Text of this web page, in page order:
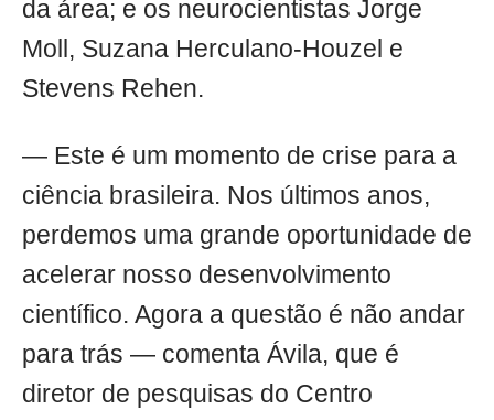
da área; e os neurocientistas Jorge
Moll, Suzana Herculano-Houzel e
Stevens Rehen.
— Este é um momento de crise para a
ciência brasileira. Nos últimos anos,
perdemos uma grande oportunidade de
acelerar nosso desenvolvimento
científico. Agora a questão é não andar
para trás — comenta Ávila, que é
diretor de pesquisas do Centro